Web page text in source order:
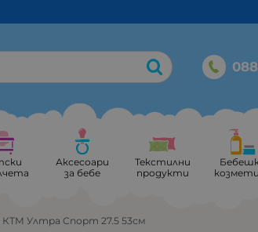
Аксесоари
за бебе
Текстилни
продукти
КТМ Ултра Спорт 27.5 53см